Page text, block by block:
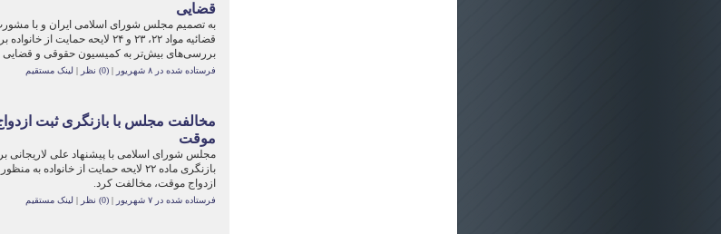
قضايی
به تصميم مجلس شورای اسلامی ايران و با
قضائيه مواد ۲۲، ۲۳ و ۲۴ لايحه حمايت از
بررسی‌های بيش‌تر به کميسيون حقوقی و
فرستاده شده در ۸ شهریور |(0) نظر | لینک مستقیم
مخالفت مجلس با بازنگری ثبت
موقت
مجلس شورای اسلامی با پیشنهاد علی لاریجانی
بازنگری ماده ۲۲ لایحه حمایت از خانواده به
ازدواج موقت، مخالفت کرد.
فرستاده شده در ۷ شهریور |(0) نظر | لینک مستقیم